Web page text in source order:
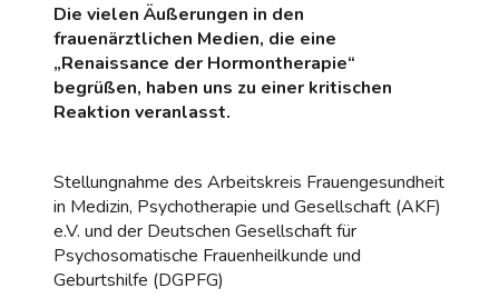
Die vielen Äußerungen in den
frauenärztlichen Medien, die eine
„Renaissance der Hormontherapie“
begrüßen, haben uns zu einer kritischen
Reaktion veranlasst.
Stellungnahme des Arbeitskreis Frauengesundheit
in Medizin, Psychotherapie und Gesellschaft (AKF)
e.V. und der Deutschen Gesellschaft für
Psychosomatische Frauenheilkunde und
Geburtshilfe (DGPFG)